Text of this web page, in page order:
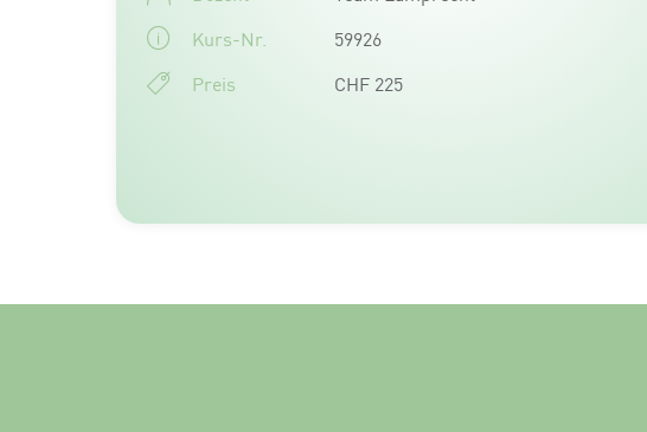
Kurs-Nr.
59926
Preis
CHF 225